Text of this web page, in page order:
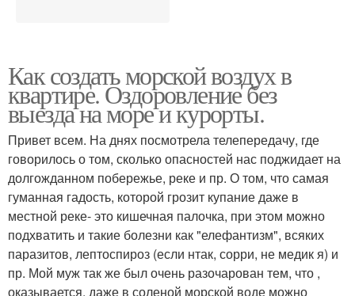
Как создать морской воздух в
квартире. Оздоровление без
выезда на море и курорты.
Привет всем. На днях посмотрела телепередачу, где
говорилось о том, сколько опасностей нас поджидает на
долгожданном побережье, реке и пр. О том, что самая
гуманная гадость, которой грозит купание даже в
местной реке- это кишечная палочка, при этом можно
подхватить и такие болезни как "елефантизм", всяких
паразитов, лептоспироз (если нтак, сорри, не медик я) и
пр. Мой муж так же был очень разочарован тем, что ,
оказывается, даже в соленой морской воде можно